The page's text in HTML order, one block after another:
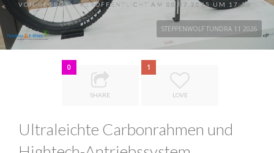
STEPPENWOLF TUNDRA 11 2026
VONGEORG •VERÖFFENTLICHT AM 08.07.2025 UM 17:38
0
SHARE
1
LOVE
Ultraleichte Carbonrahmen und